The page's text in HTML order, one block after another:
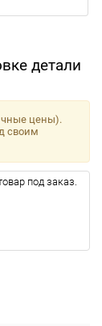
детали
цены).
своим
под заказ.